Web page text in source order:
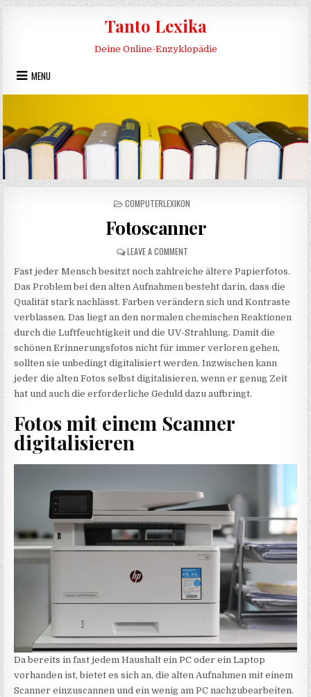
Skip to content
Tanto Lexika
Deine Online-Enzyklopädie
MENU
POSTED IN
COMPUTERLEXIKON
Fotoscanner
LEAVE A COMMENTON FOTOSCANNER
Fast jeder Mensch besitzt noch zahlreiche ältere Papierfotos.
Das Problem bei den alten Aufnahmen besteht darin, dass die
Qualität stark nachlässt. Farben verändern sich und Kontraste
verblassen. Das liegt an den normalen chemischen Reaktionen
durch die Luftfeuchtigkeit und die UV-Strahlung. Damit die
schönen Erinnerungsfotos nicht für immer verloren gehen,
sollten sie unbedingt digitalisiert werden. Inzwischen kann
jeder die alten Fotos selbst digitalisieren, wenn er genug Zeit
hat und auch die erforderliche Geduld dazu aufbringt.
Fotos mit einem Scanner
digitalisieren
Da bereits in fast jedem Haushalt ein PC oder ein Laptop
vorhanden ist, bietet es sich an, die alten Aufnahmen mit einem
Scanner einzuscannen und ein wenig am PC nachzubearbeiten.